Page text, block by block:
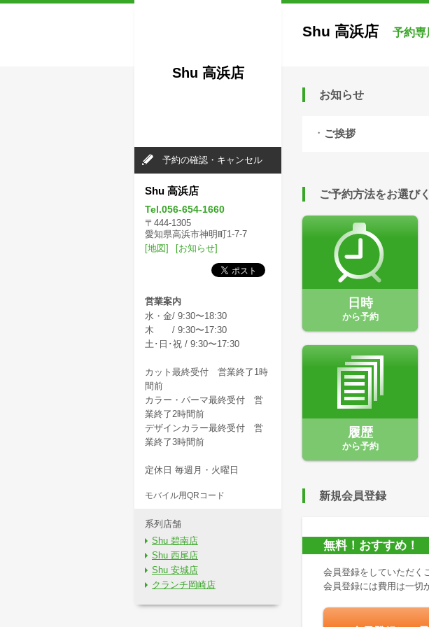
Shu 高浜店 予約専
お知らせ
ご挨拶
ご予約方法をお選び
日時
から予約
履歴
から予約
新規会員登録
無料！おすすめ！
会員登録をしていただく
会員登録には費用は一切
Shu 高浜店
予約の確認・キャンセル
Shu 高浜店
Tel.056-654-1660
〒444-1305
愛知県高浜市神明町1-7-7
[地図]
[お知らせ]
営業案内
水・金/ 9:30〜18:30
木 / 9:30〜17:30
土･日･祝 / 9:30〜17:30
カット最終受付 営業終了1時
間前
カラー・パーマ最終受付 営
業終了2時間前
デザインカラー最終受付 営
業終了3時間前
定休日 毎週月・火曜日
モバイル用QRコード
系列店舗
Shu 碧南店
Shu 西尾店
Shu 安城店
クランチ岡崎店